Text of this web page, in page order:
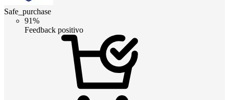
Safe_purchase
91%
Feedback positivo